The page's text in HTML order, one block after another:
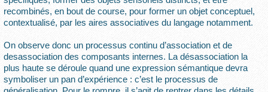
recombinés, en bout de course, pour former un objet conceptuel,
contextualisé, par les aires associatives du langage notamment.
On observe donc un processus continu d’association et de
desassociation des composants internes. La désassociation la
plus haute se déroule quand une expression sémantique devra
symboliser un pan d’expérience : c’est le processus de